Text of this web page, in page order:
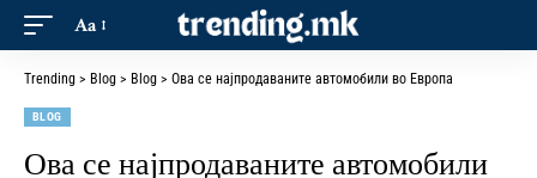
Aa
Trending > Blog > Blog > Ова се најпродаваните автомобили во Европа
BLOG
Ова се најпродаваните автомобили